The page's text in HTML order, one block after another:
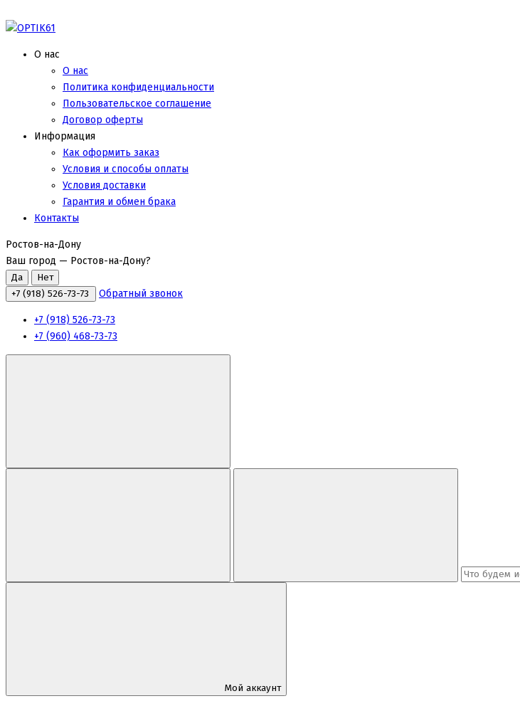
О нас
О нас
Политика конфиденциальности
Пользовательское соглашение
Договор оферты
Информация
Как оформить заказ
Условия и способы оплаты
Условия доставки
Гарантия и обмен брака
Контакты
Ростов-на-Дону
Ваш город — Ростов-на-Дону?
+7 (918) 526-73-73 Обратный звонок
+7 (918) 526-73-73
+7 (960) 468-73-73
Мой аккаунт